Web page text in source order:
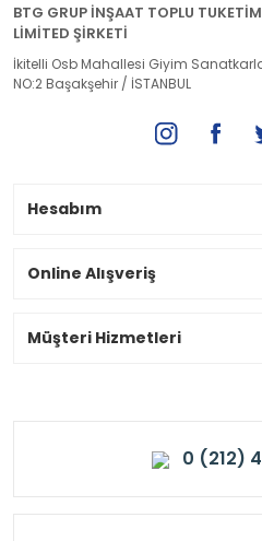
BTG GRUP İNŞAAT TOPLU
LİMİTED ŞİRKETİ
İkitelli Osb Mahallesi Giyim
NO:2 Başakşehir / İSTANBUL
Hesabım
Online Alışveriş
Müşteri Hizmetleri
0 (212)